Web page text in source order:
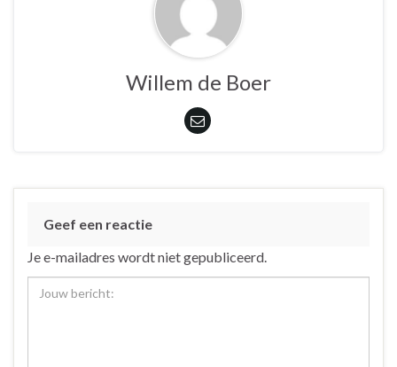
Willem de Boer
Geef een reactie
Je e-mailadres wordt niet gepubliceerd.